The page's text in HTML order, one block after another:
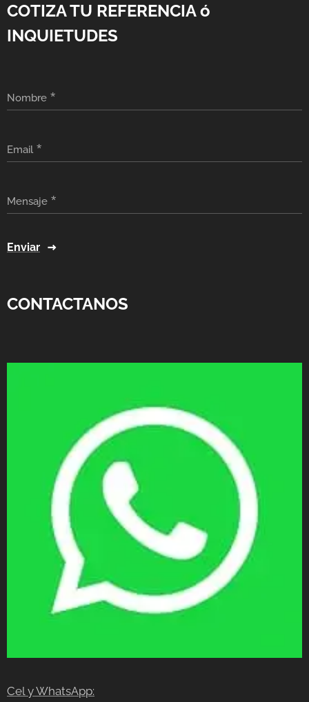
COTIZA TU REFERENCIA ó
INQUIETUDES
Nombre
Email
Mensaje
Enviar
CONTACTANOS
Cel y WhatsApp: